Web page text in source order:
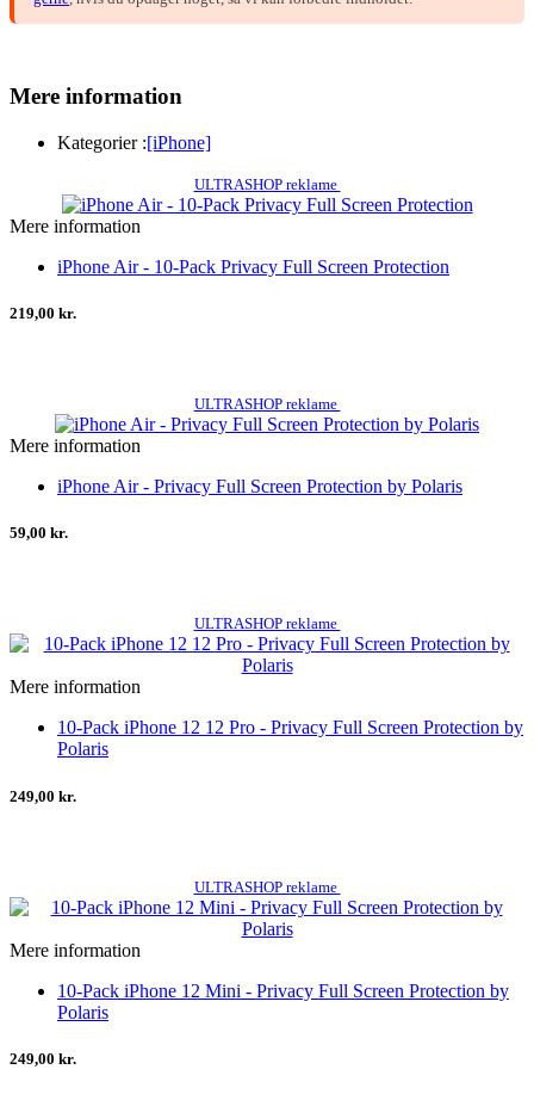
Mere information
Kategorier :[iPhone]
ULTRASHOP reklame
Mere information
iPhone Air - 10-Pack Privacy Full Screen Protection
219,00 kr.
ULTRASHOP reklame
Mere information
iPhone Air - Privacy Full Screen Protection by Polaris
59,00 kr.
ULTRASHOP reklame
Mere information
10-Pack iPhone 12 12 Pro - Privacy Full Screen Protection by
Polaris
249,00 kr.
ULTRASHOP reklame
Mere information
10-Pack iPhone 12 Mini - Privacy Full Screen Protection by
Polaris
249,00 kr.